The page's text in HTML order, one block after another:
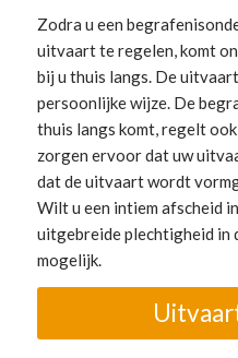
Zodra u een
uitvaart te regelen, komt
bij u thuis langs. De
persoonlijke wijze. De
thuis langs komt, regelt
zorgen ervoor dat uw
dat de uitvaart wordt
Wilt u een intiem afscheid
uitgebreide plechtigheid in
mogelijk.